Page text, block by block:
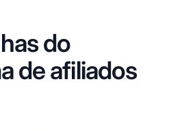
do
de afiliados